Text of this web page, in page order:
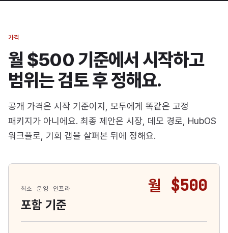
가격
월 $500 기준에서 시작하고
범위는 검토 후 정해요.
공개 가격은 시작 기준이지, 모두에게 똑같은 고정
패키지가 아니에요. 최종 제안은 시장, 데모 경로, HubOS
워크플로, 기회 갭을 살펴본 뒤에 정해요.
최소 운영 인프라
포함 기준
월 $500